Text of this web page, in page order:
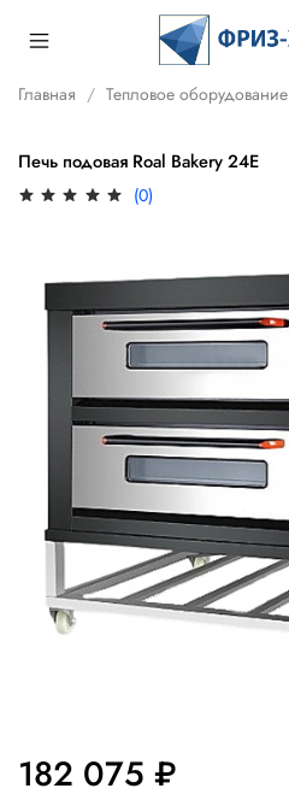
Главная Тепловое оборудование
Печь подовая Roal Bakery 24E
(0)
182 075 ₽